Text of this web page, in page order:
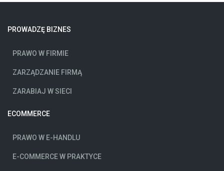
PROWADZĘ BIZNES
PRAWO W FIRMIE
ZARZĄDZANIE FIRMĄ
ZARABIAJ W SIECI
ECOMMERCE
PRAWO W E-HANDLU
E-COMMERCE W PRAKTYCE